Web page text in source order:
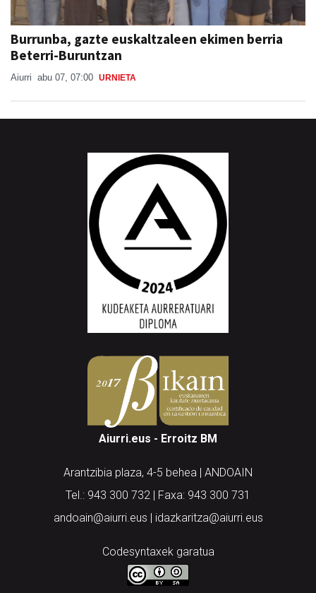
Burrunba, gazte euskaltzaleen ekimen berria
Beterri-Buruntzan
Aiurri abu 07, 07:00 URNIETA
Aiurri.eus - Erroitz BM
Arantzibia plaza, 4-5 behea | ANDOAIN
Tel.: 943 300 732 | Faxa: 943 300 731
andoain@aiurri.eus | idazkaritza@aiurri.eus
Codesyntaxek garatua